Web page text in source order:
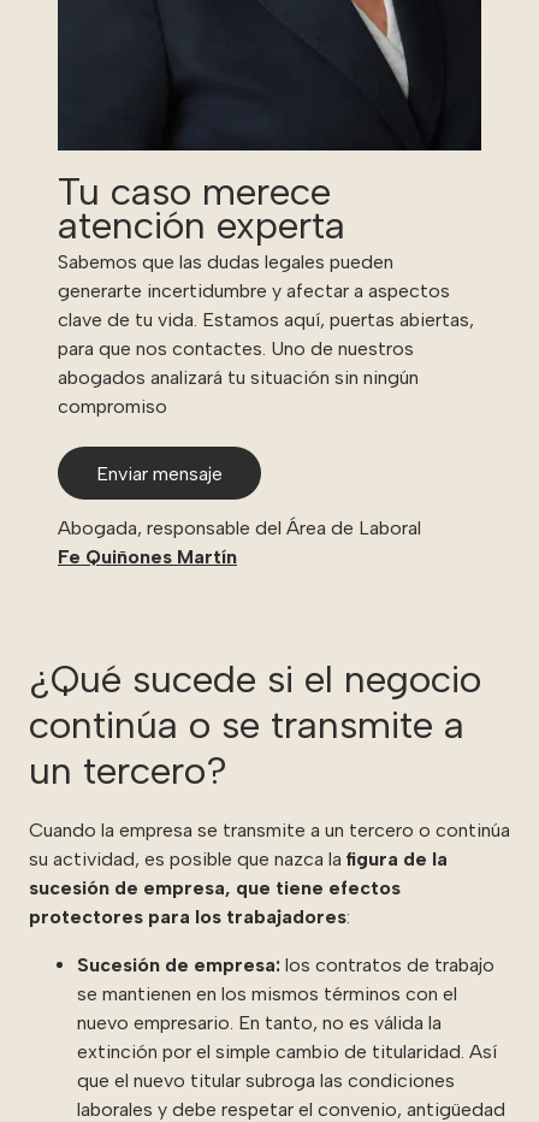
Tu caso merece
atención experta
Sabemos que las dudas legales pueden
generarte incertidumbre y afectar a aspectos
clave de tu vida. Estamos aquí, puertas abiertas,
para que nos contactes. Uno de nuestros
abogados analizará tu situación sin ningún
compromiso
Enviar mensaje
Abogada, responsable del Área de Laboral
Fe Quiñones Martín
¿Qué sucede si el negocio
continúa o se transmite a
un tercero?
Cuando la empresa se transmite a un tercero o continúa
su actividad, es posible que nazca la figura de la
sucesión de empresa, que tiene efectos
protectores para los trabajadores:
Sucesión de empresa: los contratos de trabajo
se mantienen en los mismos términos con el
nuevo empresario. En tanto, no es válida la
extinción por el simple cambio de titularidad. Así
que el nuevo titular subroga las condiciones
laborales y debe respetar el convenio, antigüedad